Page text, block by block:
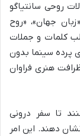
روحی سانتیاگو
جهان»، «روح
کلمات و جملات
پرده سینما بدون
هنری فراوان
تا سفر درونی
دهند. این امر